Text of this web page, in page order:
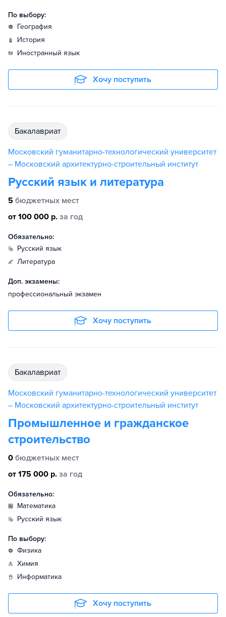
По выбору:
география
история
иностранный язык
Хочу поступить
бакалавриат
Московский гуманитарно-технологический университет
– Московский архитектурно-строительный институт
Русский язык и литература
5 бюджетных мест
от 100 000 р. за год
Обязательно:
русский язык
литература
Доп. экзамены:
профессиональный экзамен
Хочу поступить
бакалавриат
Московский гуманитарно-технологический университет
– Московский архитектурно-строительный институт
Промышленное и гражданское
строительство
0 бюджетных мест
от 175 000 р. за год
Обязательно:
математика
русский язык
По выбору:
физика
химия
информатика
Хочу поступить